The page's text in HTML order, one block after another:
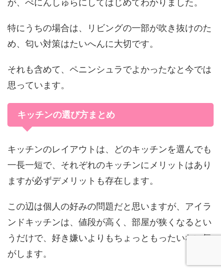
が、ぺにんしゅらにしてはじめてわかりました。
特にうちの場合は、リビングの一部が吹き抜けのた
め、匂い対策はたいへんに大切です。
それも含めて、ペニンシュラでよかったなと今では
思っています。
キッチンの選び方まとめ
キッチンのレイアウトは、どのキッチンを選んでも
一長一短で、それぞれのキッチンにメリットはあり
ますが必ずデメリットも存在します。
この辺は個人の好みの問題だと思いますが、アイラ
ンドキッチンは、値段が高く、部屋が狭くなるとい
うだけで、好き嫌いよりもちょっともったいない気
がします。